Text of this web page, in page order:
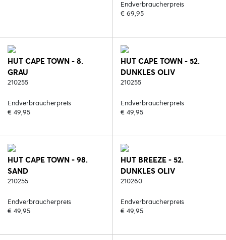
Endverbraucherpreis
€ 69,95
HUT CAPE TOWN - 8.
GRAU
210255
Endverbraucherpreis
€ 49,95
HUT CAPE TOWN - 52.
DUNKLES OLIV
210255
Endverbraucherpreis
€ 49,95
HUT CAPE TOWN - 98.
SAND
210255
Endverbraucherpreis
€ 49,95
HUT BREEZE - 52.
DUNKLES OLIV
210260
Endverbraucherpreis
€ 49,95